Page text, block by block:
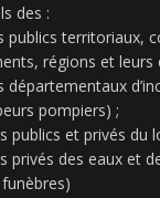
des :
publics territoriaux,
régions et leurs
départementaux
pompiers) ;
publics et privés du
privés des eaux et